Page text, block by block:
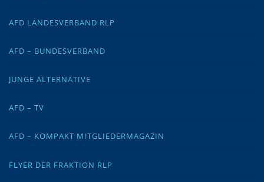
AFD LANDESVERBAND RLP
AFD – BUNDESVERBAND
JUNGE ALTERNATIVE
AFD – TV
AFD – KOMPAKT MITGLIEDERMAGAZIN
FLYER DER FRAKTION RLP